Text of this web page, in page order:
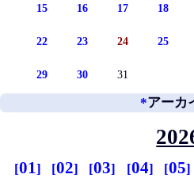
15 16 17 18
22 23 24 25
29 30 31
*アーカ
01 02 03 04 05